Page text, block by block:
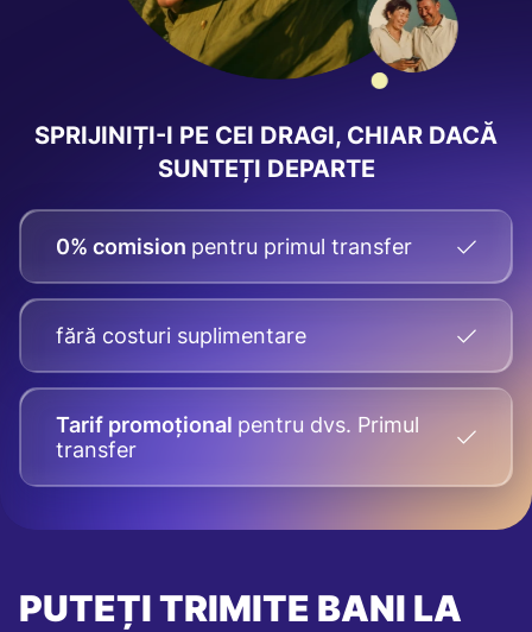
SPRIJINIȚI-I PE CEI DRAGI, CHIAR DACĂ
SUNTEȚI DEPARTE
0% comision pentru primul transfer
fără costuri suplimentare
Tarif promoțional pentru dvs. Primul
transfer
PUTEȚI TRIMITE BANI LA